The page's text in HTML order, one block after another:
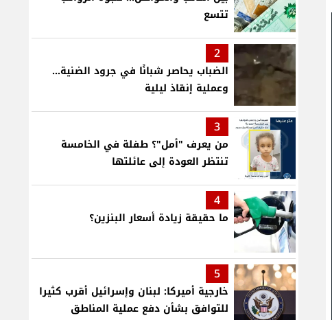
تتسع
2
الضباب يحاصر شبانًا في جرود الضنية...
وعملية إنقاذ ليلية
3
من يعرف "أمل"؟ طفلة في الخامسة
تنتظر العودة إلى عائلتها
4
ما حقيقة زيادة أسعار البنزين؟
5
خارجية أميركا: لبنان وإسرائيل أقرب كثيرا
للتوافق بشأن دفع عملية المناطق